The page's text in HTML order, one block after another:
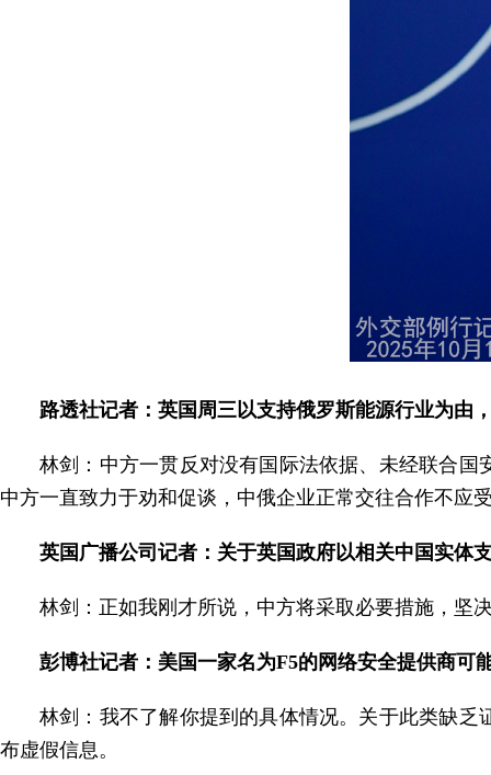
路透社记者：英国周三以支持俄罗斯能源行业为由
林剑：中方一贯反对没有国际法依据、未经联合
中方一直致力于劝和促谈，中俄企业正常交往合作不应
英国广播公司记者：关于英国政府以相关中国实体
林剑：正如我刚才所说，中方将采取必要措施，坚
彭博社记者：美国一家名为F5的网络安全提供商可
林剑：我不了解你提到的具体情况。关于此类缺
布虚假信息。